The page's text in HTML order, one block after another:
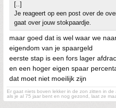
[..]
Je reageert op een post over de
gaat over jouw stokpaardje.
maar goed dat is wel waar we
eigendom van je spaargeld
eerste stap is een fors lager
en een hoger eigen spaar
dat moet niet moeilijk zijn
Er gaat niets boven lekker in de zon zitten in de
als je al 75 jaar bent en nog gezond, laat ze